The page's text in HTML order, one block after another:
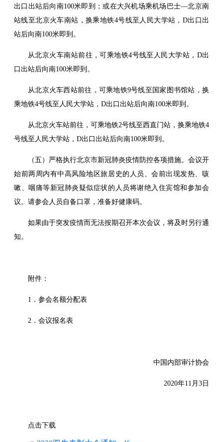
出口出站后向南100米即到；或在大兴机场乘机场巴士—北京南
站线至北京火车南站，换乘地铁4号线至人民大学站，D出口出
站后向南100米即到。
从北京火车南站前往，可乘地铁4号线至人民大学站，D出
口出站后向南100米即到。
从北京火车西站前往，可乘地铁9号线至国家图书馆站，换
乘地铁4号线至人民大学站，D出口出站后向南100米即到。
从北京火车站前往，可乘地铁2号线至西直门站，换乘地铁4
号线至人民大学站，D出口出站后向南100米即到。
（五）严格执行北京市新冠肺炎疫情防控各项措施。会议开
始前两周内有中高风险地区旅居史的人员、会前出现发热、咳
嗽、咽痛等新冠肺炎疑似症状的人员将谢绝入住宾馆和参加会
议。请参会人员自备口罩，准备好健康码。
如果由于突发疫情而无法按期召开本次会议，将及时另行通
知。
附件：
1．参会名额分配表
2．会议报名表
中国内部审计协会
2020年11月3日
点击下载